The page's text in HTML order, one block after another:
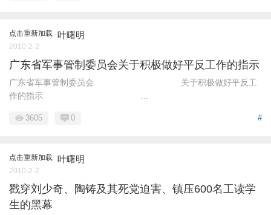
点击重新加载 叶曙明
2010-2-2
广东省军事管制委员会关于积极做好平反工作的指示
广东省军事管制委员会 关于积极做好平反工
作的指示 ...
#
3605 0
点击重新加载 叶曙明
2010-2-2
戳穿刘少奇、陶铸及其死党迫害、镇压600名工读学
生的黑幕